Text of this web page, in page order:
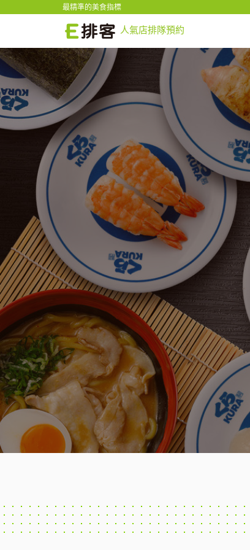
最精準的美食指標
人氣店排隊預約